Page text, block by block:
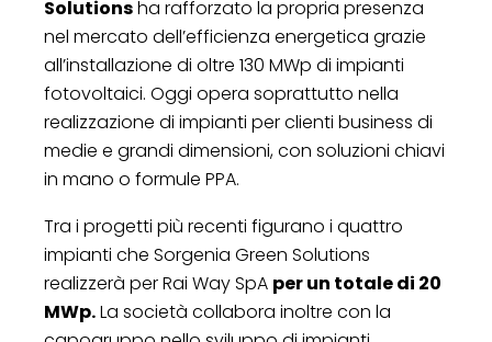
Solutionsha rafforzato la propria presenza
nel mercato dell’efficienza energetica grazie
all’installazione di oltre 130 MWp di impianti
fotovoltaici. Oggi opera soprattutto nella
realizzazione di impianti per clienti business di
medie e grandi dimensioni, con soluzioni chiavi
in mano o formule PPA.
Tra i progetti più recenti figurano i quattro
impianti che Sorgenia Green Solutions
realizzerà per Rai Way SpA per un totale di 20
MWp.La società collabora inoltre con la